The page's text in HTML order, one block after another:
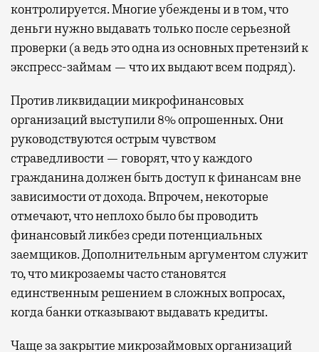
контролируется. Многие убеждены и в том, что
деньги нужно выдавать только после серьезной
проверки (а ведь это одна из основных претензий к
экспресс-займам — что их выдают всем подряд).
Против ликвидации микрофинансовых
организаций выступили 8% опрошенных. Они
руководствуются острым чувством
страведливости — говорят, что у каждого
гражданина должен быть доступ к финансам вне
зависимости от дохода. Впрочем, некоторые
отмечают, что неплохо было бы проводить
финансовый ликбез среди потенциальных
заемщиков. Дополнительным аргументом служит
то, что микрозаемы часто становятся
единственным решением в сложных вопросах,
когда банки отказывают выдавать кредиты.
Чаще за закрытие микрозаймовых организаций